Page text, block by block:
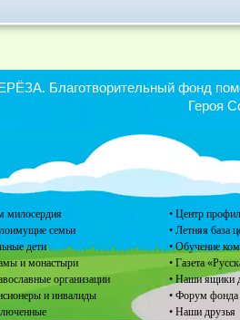
милосердия
семьи
дети
и монастыри
организации
и инвалиды
• Центр
• Летняя база
• Обучение
• Газета
• Наши ящики
• Форум фонда
• Наши друзья
Благотворительный фонд
Героя